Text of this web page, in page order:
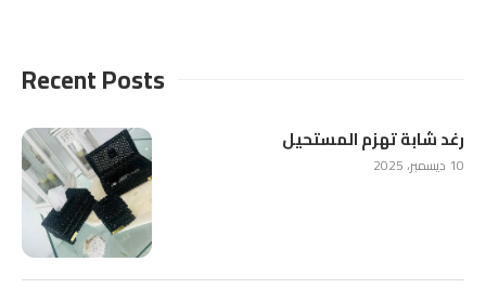
Recent Posts
رغد شابة تهزم المستحيل
10 ديسمبر، 2025